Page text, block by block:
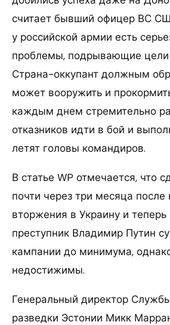
считает бывший офицер ВС
у российской армии есть
проблемы, подрывающие
Страна-оккупант должным
может вооружить и
каждым днем стремительно
отказников идти в бой и
летят головы командиров.
В статье WP отмечается, что
почти через три месяца после
вторжения в Украину и
преступник Владимир Путин
кампании до минимума,
недостижимы.
Генеральный директор
разведки Эстонии Микк